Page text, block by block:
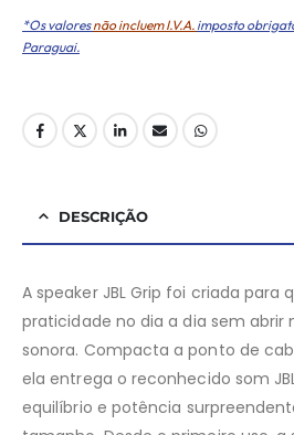
*Os valoresnão incluem I.V.A. imposto
Paraguai.
DESCRIÇÃO
A speaker JBL Grip foi criada para
praticidade no dia a dia sem abrir
sonora. Compacta a ponto de
ela entrega o reconhecido som
equilíbrio e potência